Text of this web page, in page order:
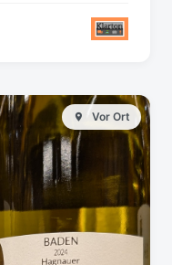
Vor Ort